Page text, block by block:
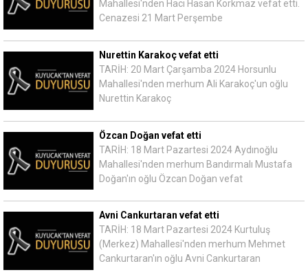
Mahallesi'nden Hacı Hasan Korkmaz vefat etti.
Cenazesi 21 Mart Perşembe
Nurettin Karakoç vefat etti
TARİH: 20 Mart Çarşamba 2024 Horsunlu
Mahallesi'nden merhum Ali Karakoç'un oğlu
Nurettin Karakoç
Özcan Doğan vefat etti
TARİH: 18 Mart Pazartesi 2024 Aydınoğlu
Mahallesi'nden merhum Bandırmalı Mustafa
Doğan'ın oğlu Özcan Doğan vefat
Avni Cankurtaran vefat etti
TARİH: 18 Mart Pazartesi 2024 Kurtuluş
(Merkez) Mahallesi'nden merhum Mehmet
Cankurtaran'ın oğlu Avni Cankurtaran